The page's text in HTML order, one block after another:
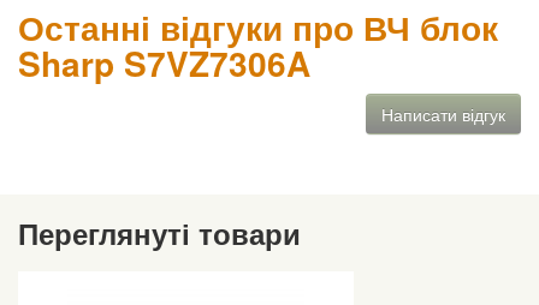
Останні відгуки про ВЧ блок
Sharp S7VZ7306A
Написати відгук
Переглянуті товари